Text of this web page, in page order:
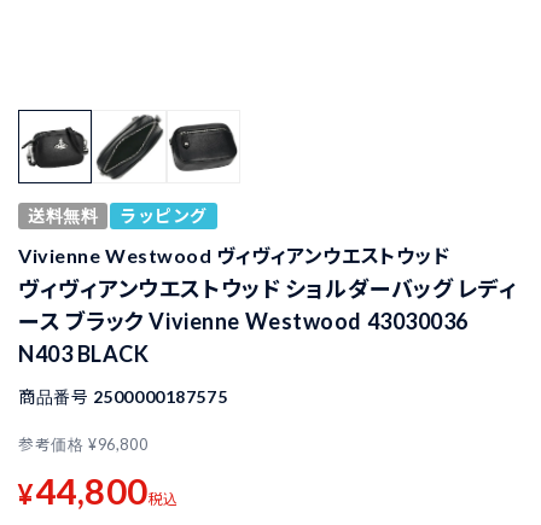
送料無料 ラッピング
Vivienne Westwood ヴィヴィアンウエストウッド
ヴィヴィアンウエストウッド ショルダーバッグ レディ
ース ブラック Vivienne Westwood 43030036
N403 BLACK
商品番号 2500000187575
参考価格 ¥96,800
¥44,800税込